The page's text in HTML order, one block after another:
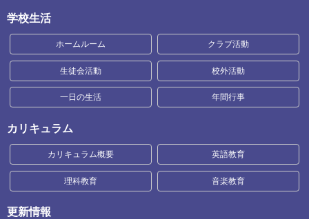
学校生活
ホームルーム クラブ活動
生徒会活動 校外活動
一日の生活 年間行事
カリキュラム
カリキュラム概要 英語教育
理科教育 音楽教育
更新情報